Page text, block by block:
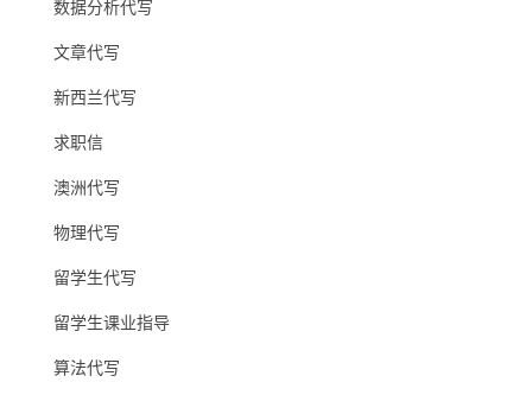
数据分析代写
文章代写
新西兰代写
求职信
澳洲代写
物理代写
留学生代写
留学生课业指导
算法代写